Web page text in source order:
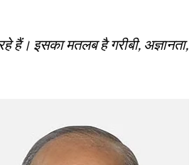
हैं। इसका मतलब है गरीबी, अज्ञानता,